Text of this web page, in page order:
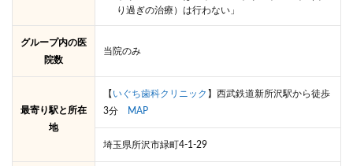
り過ぎの治療）は行わない」
グループ内の医
院数
当院のみ
最寄り駅と所在
地
【 いぐち歯科クリニック 】西武鉄道新所沢駅から徒歩
3分
MAP
埼玉県所沢市緑町4-1-29